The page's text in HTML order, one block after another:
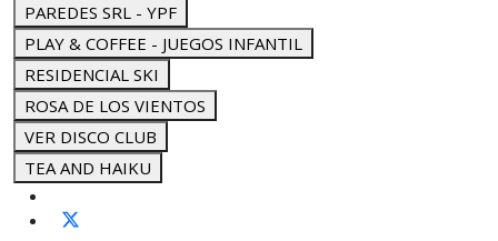
PAREDES SRL - YPF
PLAY & COFFEE - JUEGOS INFANTIL
RESIDENCIAL SKI
ROSA DE LOS VIENTOS
VER DISCO CLUB
TEA AND HAIKU